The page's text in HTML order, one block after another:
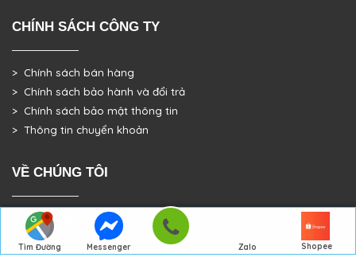
Tìm Đường
Messenger
Zalo Shopee
CHÍNH SÁCH CÔNG TY
> Chính sách bán hàng
> Chính sách bảo hành và đổi trả
> Chính sách bảo mật thông tin
> Thông tin chuyển khoản
VỀ CHÚNG TÔI
> GIỚI THIỆU
> TRANG CHỦ
> DỰ ÁN THỰC TẾ